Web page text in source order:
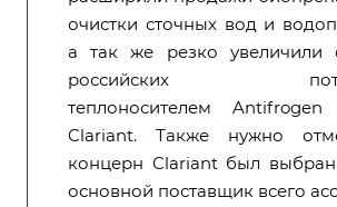
очистки сточных вод и
а так же резко увеличили
российских
теплоносителем
Clariant. Также нужно
концерн Clariant был
основной поставщик всего